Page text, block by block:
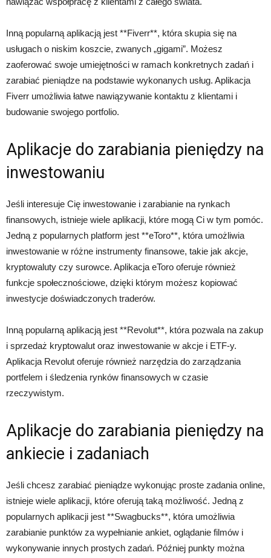
Inną popularną aplikacją jest **Fiverr**, która skupia się na
usługach o niskim koszcie, zwanych „gigami”. Możesz
zaoferować swoje umiejętności w ramach konkretnych zadań i
zarabiać pieniądze na podstawie wykonanych usług. Aplikacja
Fiverr umożliwia łatwe nawiązywanie kontaktu z klientami i
budowanie swojego portfolio.
Aplikacje do zarabiania pieniędzy na
inwestowaniu
Jeśli interesuje Cię inwestowanie i zarabianie na rynkach
finansowych, istnieje wiele aplikacji, które mogą Ci w tym pomóc.
Jedną z popularnych platform jest **eToro**, która umożliwia
inwestowanie w różne instrumenty finansowe, takie jak akcje,
kryptowaluty czy surowce. Aplikacja eToro oferuje również
funkcje społecznościowe, dzięki którym możesz kopiować
inwestycje doświadczonych traderów.
Inną popularną aplikacją jest **Revolut**, która pozwala na zakup
i sprzedaż kryptowalut oraz inwestowanie w akcje i ETF-y.
Aplikacja Revolut oferuje również narzędzia do zarządzania
portfelem i śledzenia rynków finansowych w czasie
rzeczywistym.
Aplikacje do zarabiania pieniędzy na
ankiecie i zadaniach
Jeśli chcesz zarabiać pieniądze wykonując proste zadania online,
istnieje wiele aplikacji, które oferują taką możliwość. Jedną z
popularnych aplikacji jest **Swagbucks**, która umożliwia
zarabianie punktów za wypełnianie ankiet, oglądanie filmów i
wykonywanie innych prostych zadań. Później punkty można